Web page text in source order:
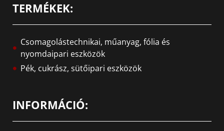
TERMÉKEK:
Csomagolástechnikai, műanyag, fólia és
nyomdaipari eszközök
Pék, cukrász, sütőipari eszközök
INFORMÁCIÓ: